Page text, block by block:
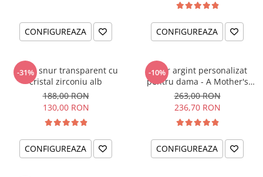
CONFIGUREAZA CONFIGUREAZA
-31%
Colier snur transparent cu
cristal zirconiu alb
188,00 RON
130,00 RON
CONFIGUREAZA
-10%
Colier argint personalizat
pentru dama - A Mother's
Love
263,00 RON
236,70 RON
CONFIGUREAZA